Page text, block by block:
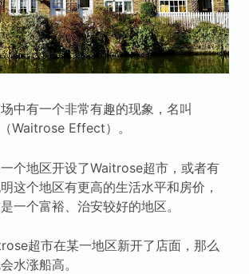
中有一个非常有趣的现象，名叫
Waitrose Effect）。
个地区开设了Waitrose超市，或者有
这个地区有更高的生活水平和房价，
一个富裕、治安较好的地区。
超市在某一地区新开了店面，那么
水涨船高。